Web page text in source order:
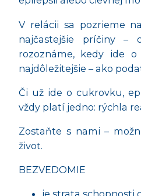
V relácii sa pozrieme
najčastejšie príčiny –
rozoznáme, kedy ide
najdôležitejšie – ako
Či už ide o cukrovku,
vždy platí jedno: rýchla
Zostaňte s nami –
život.
BEZVEDOMIE